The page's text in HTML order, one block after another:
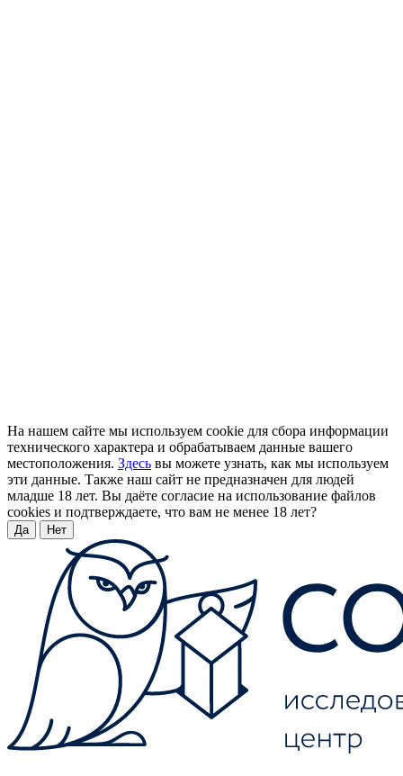
На нашем сайте мы используем cookie для сбора информации
технического характера и обрабатываем данные вашего
местоположения. Здесь вы можете узнать, как мы используем
эти данные. Также наш сайт не предназначен для людей
младше 18 лет. Вы даёте согласие на использование файлов
cookies и подтверждаете, что вам не менее 18 лет?
Да Нет